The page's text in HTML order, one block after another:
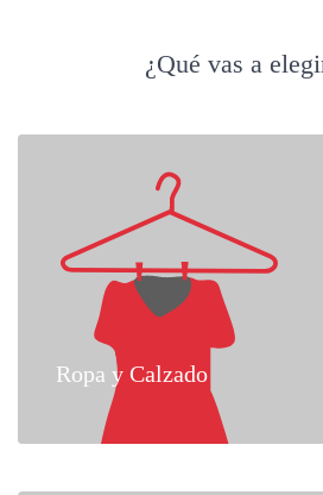
¿Qué vas a
Ropa y Calzado